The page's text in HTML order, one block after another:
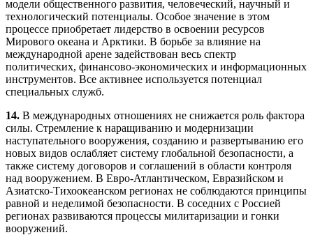
модели общественного развития, человеческий, научный и
технологический потенциалы. Особое значение в этом
процессе приобретает лидерство в освоении ресурсов
Мирового океана и Арктики. В борьбе за влияние на
международной арене задействован весь спектр
политических, финансово-экономических и информационных
инструментов. Все активнее используется потенциал
специальных служб.
14. В международных отношениях не снижается роль фактора
силы. Стремление к наращиванию и модернизации
наступательного вооружения, созданию и развертыванию его
новых видов ослабляет систему глобальной безопасности, а
также систему договоров и соглашений в области контроля
над вооружением. В Евро-Атлантическом, Евразийском и
Азиатско-Тихоокеанском регионах не соблюдаются принципы
равной и неделимой безопасности. В соседних с Россией
регионах развиваются процессы милитаризации и гонки
вооружений.